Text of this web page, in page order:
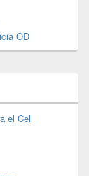
OD
el Cel